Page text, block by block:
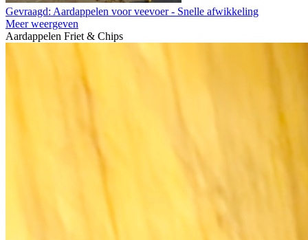
Gevraagd: Aardappelen voor veevoer - Snelle afwikkeling
Meer weergeven
Aardappelen Friet & Chips